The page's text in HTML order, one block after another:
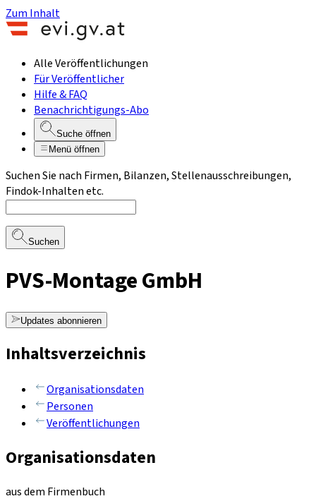
Zum Inhalt
Alle Veröffentlichungen
Für Veröffentlicher
Hilfe & FAQ
Benachrichtigungs-Abo
Suche öffnen
Menü öffnen
Suchen Sie nach Firmen, Bilanzen, Stellenausschreibungen,
Findok-Inhalten etc.
Suchen
PVS-Montage GmbH
Updates abonnieren
Inhaltsverzeichnis
Organisationsdaten
Personen
Veröffentlichungen
Organisationsdaten
aus dem Firmenbuch